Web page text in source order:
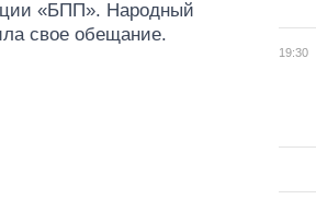
«БПП». Народный
свое обещание.
19:30